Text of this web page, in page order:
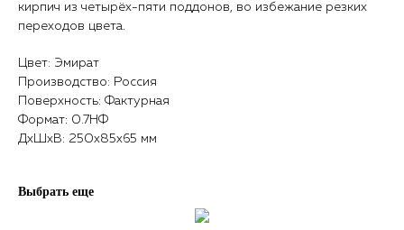
кирпич из четырёх-пяти поддонов, во избежание резких
переходов цвета.
Цвет: Эмират
Производство: Россия
Поверхность: Фактурная
Формат: 0.7НФ
ДxШxВ: 250x85x65 мм
Выбрать еще